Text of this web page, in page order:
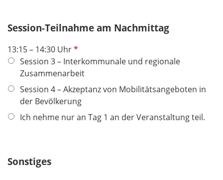
e
l
d
Session-Teilnahme am Nachmittag
13:15 – 14:30 UhrP
f
l
i
c
t
Session 3 – Interkommunale und regionale
Zusammenarbeit
Session 4 – Akzeptanz von Mobilitätsangeboten in
der Bevölkerung
Ich nehme nur an Tag 1 an der Veranstaltung teil.
Sonstiges